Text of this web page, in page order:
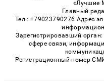
«Лучшие
Главный
Тел.: +79023790276 Адрес
Зарегистрировавший
сфере связи,
Регистрационный номер